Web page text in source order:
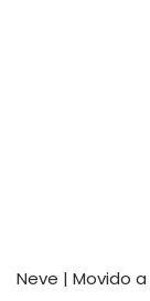
Neve | Movido a